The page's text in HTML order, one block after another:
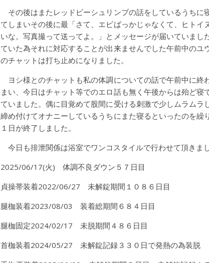
その後はまたレッドビーシュリンプの話をしているうちに
てしまいその後に最「さて、エビばっかじゃなくて、ヒトイ
いな。写真撮って送ってよ。」とメッセージが届いていまし
ていた為それに対応することが出来ませんでした午前中のユ
のチャットは打ち止めになりました。
ヨシ様とのチャットも私の体調についての話で午前中に終
まい、今日はチャット等でのエロ話も無く午後からは殆ど寝
ていました。偶に目覚めて股間に受ける刺激で少しムラムラ
締め付けてオナニーしているうちにまた寝るといったのを繰
１日が終了しました。
今日も排泄関係は浴室でワンコスタイルで行わせて頂きまし
2025/06/17(火) 体調不良ダウン５７日目
貞操帯装着2022/06/27 未解錠期間１０８６日目
腿枷装着2023/08/03 装着総期間６８４日目
腿枷固定2024/02/17 未脱期間４８６日目
首枷装着2024/05/27 未解錠記録３３０日で発熱の為装脱